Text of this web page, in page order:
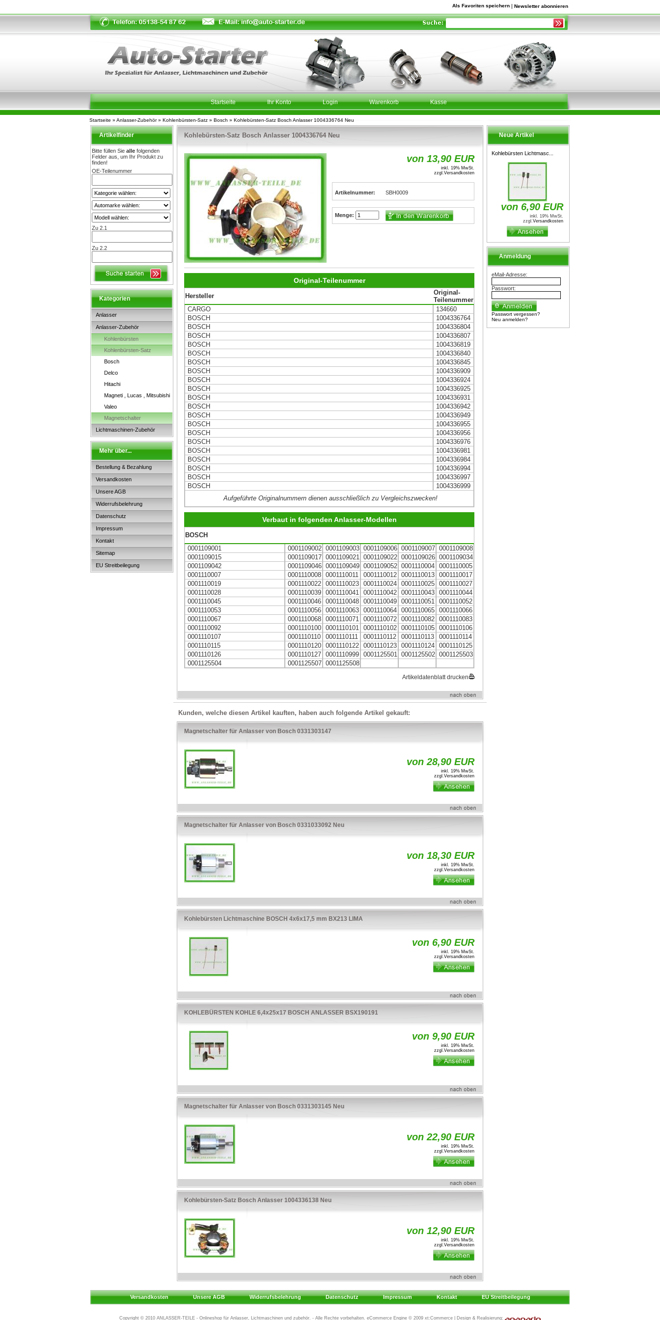
Startseite » Anlasser-Zubehör» Kohlenbürsten-Satz » Bosch » Kohlebürsten-Satz Bosch Anlasser 1004336764 Neu
Startseite Ihr Konto Login Warenkorb Kasse
Als Favoriten speichern | Newsletter abonnieren
Artikelfinder
Bitte füllen Sie alle folgenden
Felder aus, um Ihr Produkt zu
finden!
OE-Teilenummer
Zu 2.1
Zu 2.2
Kategorien
Anlasser
Anlasser-Zubehör
Kohlenbürsten
Kohlenbürsten-Satz
Bosch
Delco
Hitachi
Magneti , Lucas , Mitsubishi
Valeo
Magnetschalter
Lichtmaschinen-Zubehör
Mehr über...
Bestellung & Bezahlung
Versandkosten
Unsere AGB
Widerrufsbelehrung
Datenschutz
Impressum
Kontakt
Sitemap
EU Streitbeilegung
Kohlebürsten-Satz Bosch Anlasser 1004336764 Neu
von 13,90 EUR
inkl. 19% MwSt.
zzgl.Versandkosten
Artikelnummer: SBH0009
Menge:
Original-Teilenummer
Hersteller
Original-
Teilenummer
Aufgeführte Originalnummern dienen ausschließlich zu Vergleichszwecken!
CARGO
134660
BOSCH
1004336764
BOSCH
1004336804
BOSCH
1004336807
BOSCH
1004336819
BOSCH
1004336840
BOSCH
1004336845
BOSCH
1004336909
BOSCH
1004336924
BOSCH
1004336925
BOSCH
1004336931
BOSCH
1004336942
BOSCH
1004336949
BOSCH
1004336955
BOSCH
1004336956
BOSCH
1004336976
BOSCH
1004336981
BOSCH
1004336984
BOSCH
1004336994
BOSCH
1004336997
BOSCH
1004336999
Verbaut in folgenden Anlasser-Modellen
BOSCH
0001109001
0001109002 0001109003 0001109006 0001109007 0001109008
0001109015
0001109017 0001109021 0001109022 0001109026 0001109034
0001109042
0001109046 0001109049 0001109052 0001110004 0001110005
0001110007
0001110008 0001110011 0001110012 0001110013 0001110017
0001110019
0001110022 0001110023 0001110024 0001110025 0001110027
0001110028
0001110039 0001110041 0001110042 0001110043 0001110044
0001110045
0001110046 0001110048 0001110049 0001110051 0001110052
0001110053
0001110056 0001110063 0001110064 0001110065 0001110066
0001110067
0001110068 0001110071 0001110072 0001110082 0001110083
0001110092
0001110100 0001110101 0001110102 0001110105 0001110106
0001110107
0001110110 0001110111 0001110112 0001110113
0001110114
0001110115
0001110120 0001110122 0001110123 0001110124 0001110125
0001110126
0001110127 0001110999 0001125501 0001125502 0001125503
0001125504
0001125507 0001125508
Artikeldatenblatt drucken
Kunden, welche diesen Artikel kauften, haben auch folgende Artikel gekauft:
Magnetschalter für Anlasser von Bosch 0331303147
von 28,90 EUR
inkl. 19% MwSt.
zzgl.Versandkosten
Magnetschalter für Anlasser von Bosch 0331033092 Neu
von 18,30 EUR
inkl. 19% MwSt.
zzgl.Versandkosten
Kohlebürsten Lichtmaschine BOSCH 4x6x17,5 mm BX213 LIMA
von 6,90 EUR
inkl. 19% MwSt.
zzgl.Versandkosten
KOHLEBÜRSTEN KOHLE 6,4x25x17 BOSCH ANLASSER BSX190191
von 9,90 EUR
inkl. 19% MwSt.
zzgl.Versandkosten
Magnetschalter für Anlasser von Bosch 0331303145 Neu
von 22,90 EUR
inkl. 19% MwSt.
zzgl.Versandkosten
Kohlebürsten-Satz Bosch Anlasser 1004336138 Neu
von 12,90 EUR
inkl. 19% MwSt.
zzgl.Versandkosten
Neue Artikel
Kohlebürsten Lichtmasc...
von 6,90 EUR
inkl. 19% MwSt.
zzgl.Versandkosten
Anmeldung
eMail-Adresse:
Passwort:
Passwort vergessen?
Neu anmelden?
Versandkosten Unsere AGB Widerrufsbelehrung Datenschutz Impressum Kontakt EU Streitbeilegung
Copyright © 2010 ANLASSER-TEILE - Onlineshop für Anlasser, Lichtmaschinen und zubehör. - Alle Rechte vorbehalten. eCommerce Engine © 2009 xt:Commerce | Design & Realisierung: